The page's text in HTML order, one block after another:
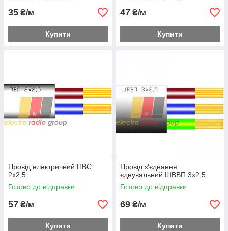
35 ₴/м
Купити
47 ₴/м
Купити
Провід електричний ПВС
2х2,5
Готово до відправки
57 ₴/м
Купити
Провід з'єднання
єднувальний ШВВП 3х2,5
Готово до відправки
69 ₴/м
Купити